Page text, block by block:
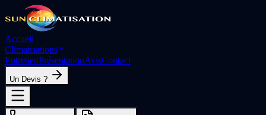
Accueil
Climatisations
EntretienPrésentationAvisContact
Un Devis ?